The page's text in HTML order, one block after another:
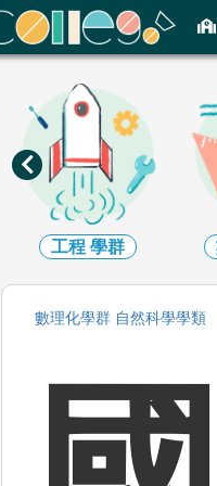
ColleGo! 大學選才與高中育才
工程 學群
數理化學群 自然科學學類